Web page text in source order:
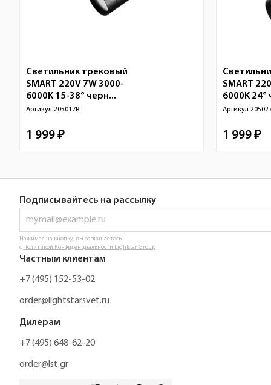
Светильник трековый
SMART 220V 7W 3000-
6000K 15-38° черн...
Артикул 205017R
1 999 ₽
SMART
6000K 24°
Артикул
1 999 ₽
Подписывайтесь на рассылку
Нажимая на кнопку, вы соглашаетесь
с Политикой Конфиденциальности Lightstar Group
Частным клиентам
+7 (495) 152-53-02
order@lightstarsvet.ru
Дилерам
+7 (495) 648-62-20
order@lst.gr